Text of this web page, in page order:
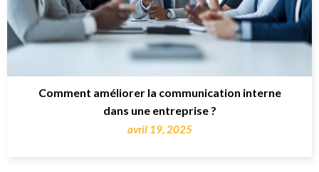
Comment améliorer la communication interne
dans une entreprise ?
avril 19, 2025